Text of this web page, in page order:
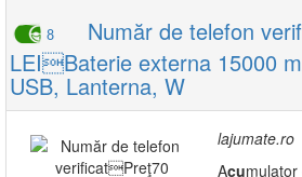
8
Număr de telefon
LEIBaterie externa 15000
USB, Lanterna, W
lajumate.ro
Acu